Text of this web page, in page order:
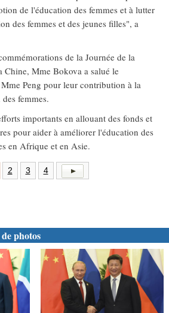
de l'éducation des femmes et à lutter
des femmes et des jeunes filles", a
de la Journée de la
Chine, Mme Bokova a salué le
Peng pour leur contribution à la
femmes.
importants en allouant des fonds et
pour aider à améliorer l'éducation des
en Afrique et en Asie.
2 3 4
photos